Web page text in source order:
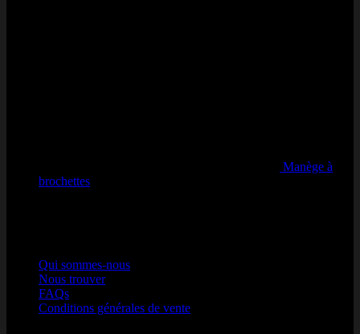
Manège à
brochettes
Qui sommes-nous
Nous trouver
FAQs
Conditions générales de vente